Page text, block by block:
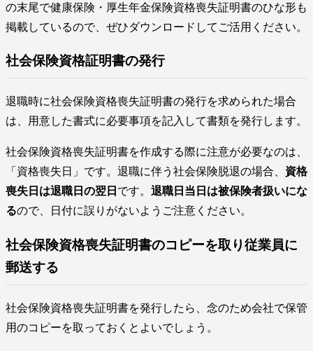
の末尾で健康保険・厚生年金保険資格喪失証明書のひな形も
掲載しているので、ぜひダウンロードしてご活用ください。
社会保険資格証明書の発行
退職時に社会保険資格喪失証明書の発行を求められた場合
は、用意した書式に必要事項を記入して書類を発行します。
社会保険資格喪失証明書を作成する際に注意が必要なのは、
「資格喪失日」です。退職に伴う社会保険脱退の場合、 資格
喪失日は退職日の翌日 です。 退職日当日は被保険者扱いにな
るので、日付に誤りがないようご注意ください。
社会保険資格喪失証明書のコピーを取り従業員に
郵送する
社会保険資格喪失証明書を発行したら、念のため会社で保管
用のコピーを取っておくとよいでしょう。